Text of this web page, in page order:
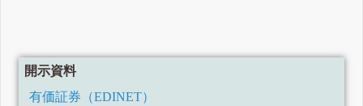
開示資料
有価証券（EDINET）